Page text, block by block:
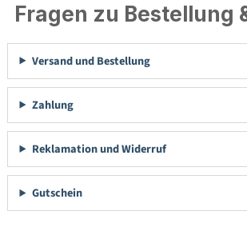
Fragen zu Bestellung
Versand und Bestellung
Zahlung
Reklamation und Widerruf
Gutschein